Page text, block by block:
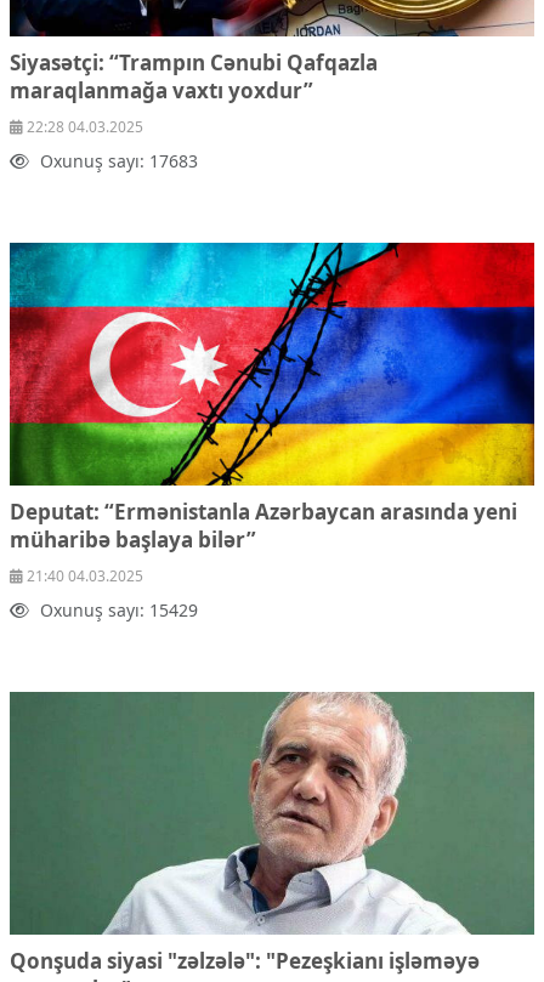
Siyasətçi: “Trampın Cənubi Qafqazla
maraqlanmağa vaxtı yoxdur”
22:28 04.03.2025
Oxunuş sayı: 17683
Deputat: “Ermənistanla Azərbaycan arasında yeni
müharibə başlaya bilər”
21:40 04.03.2025
Oxunuş sayı: 15429
Qonşuda siyasi "zəlzələ": "Pezeşkianı işləməyə